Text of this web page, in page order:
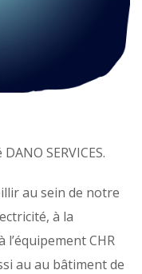
SERVICES.
au sein de notre
à la
CHR
au au bâtiment de